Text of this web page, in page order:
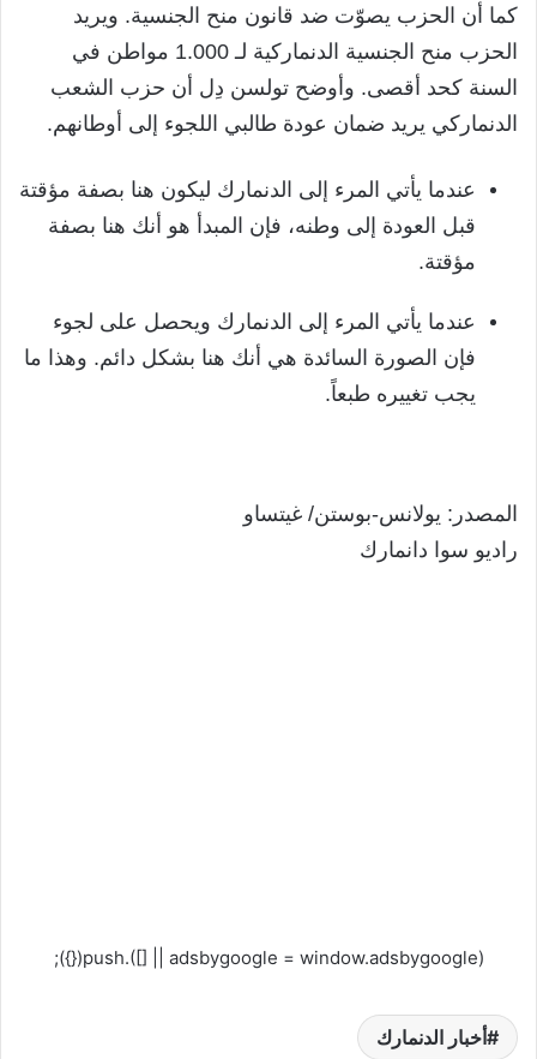
كما أن الحزب يصوّت ضد قانون منح الجنسية. ويريد
الحزب منح الجنسية الدنماركية لـ 1.000 مواطن في
السنة كحد أقصى. وأوضح تولسن دِل أن حزب الشعب
الدنماركي يريد ضمان عودة طالبي اللجوء إلى أوطانهم.
عندما يأتي المرء إلى الدنمارك ليكون هنا بصفة مؤقتة
قبل العودة إلى وطنه، فإن المبدأ هو أنك هنا بصفة
مؤقتة.
عندما يأتي المرء إلى الدنمارك ويحصل على لجوء
فإن الصورة السائدة هي أنك هنا بشكل دائم. وهذا ما
يجب تغييره طبعاً.
المصدر: يولانس-بوستن/ غيتساو
راديو سوا دانمارك
(adsbygoogle = window.adsbygoogle || []).push({});
أخبار الدنمارك